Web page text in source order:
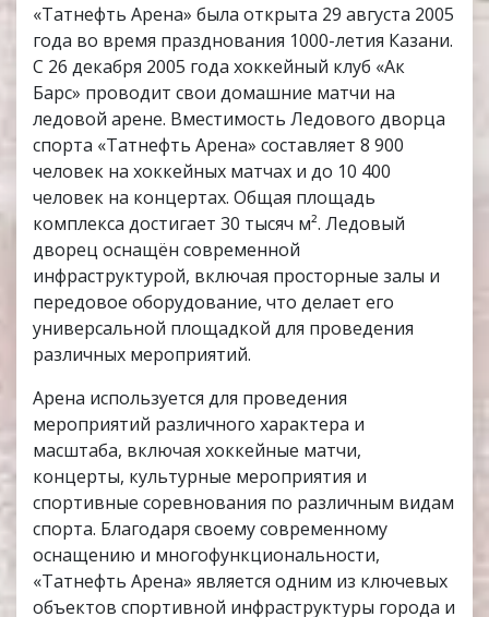
«Татнефть Арена» была открыта 29 августа 2005
года во время празднования 1000-летия Казани.
С 26 декабря 2005 года хоккейный клуб «Ак
Барс» проводит свои домашние матчи на
ледовой арене. Вместимость Ледового дворца
спорта «Татнефть Арена» составляет 8 900
человек на хоккейных матчах и до 10 400
человек на концертах. Общая площадь
комплекса достигает 30 тысяч м². Ледовый
дворец оснащён современной
инфраструктурой, включая просторные залы и
передовое оборудование, что делает его
универсальной площадкой для проведения
различных мероприятий.
Арена используется для проведения
мероприятий различного характера и
масштаба, включая хоккейные матчи,
концерты, культурные мероприятия и
спортивные соревнования по различным видам
спорта. Благодаря своему современному
оснащению и многофункциональности,
«Татнефть Арена» является одним из ключевых
объектов спортивной инфраструктуры города и